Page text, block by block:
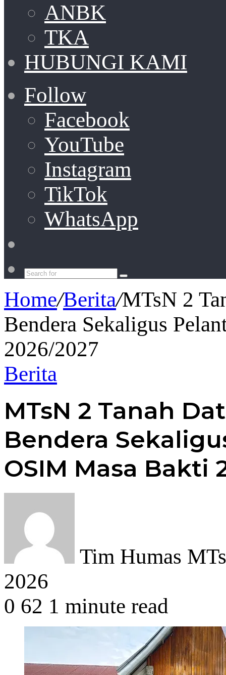
ANBK
TKA
HUBUNGI KAMI
Follow
Facebook
YouTube
Instagram
TikTok
WhatsApp
Search
Home/Berita/MTsN 2
Bendera Sekaligus
2026/2027
Berita
MTsN 2 Tanah
Bendera
OSIM Masa Bakti
Tim Humas
2026
0 62 1 minute read